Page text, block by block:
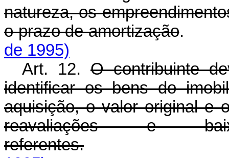
natureza, os
o prazo de amortização
de 1995)
Art. 12. O contribuinte
identificar os bens do
aquisição, o valor original e
reavaliações e
referentes.